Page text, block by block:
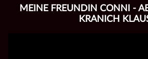
MEINE FREUNDIN CONNI -
KRANICH